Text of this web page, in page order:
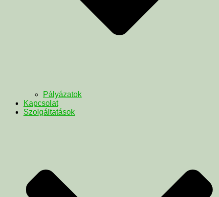
Pályázatok
Kapcsolat
Szolgáltatások